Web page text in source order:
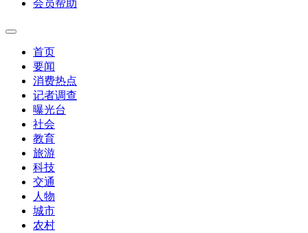
会员帮助
首页
要闻
消费热点
记者调查
曝光台
社会
教育
旅游
科技
交通
人物
城市
农村